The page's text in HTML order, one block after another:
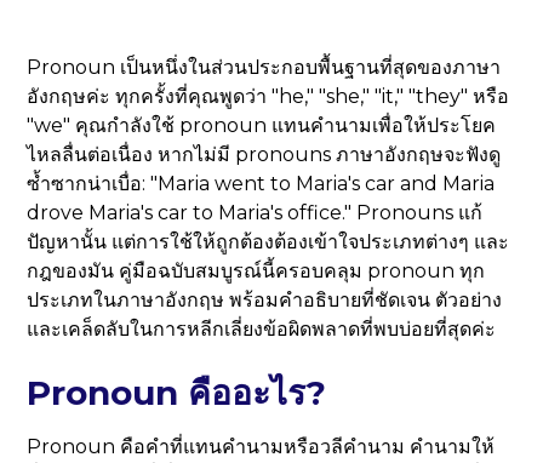
Pronoun เป็นหนึ่งในส่วนประกอบพื้นฐานที่สุดของภาษา
อังกฤษค่ะ ทุกครั้งที่คุณพูดว่า "he," "she," "it," "they" หรือ
"we" คุณกำลังใช้ pronoun แทนคำนามเพื่อให้ประโยค
ไหลลื่นต่อเนื่อง หากไม่มี pronouns ภาษาอังกฤษจะฟังดู
ซ้ำซากน่าเบื่อ: "Maria went to Maria's car and Maria
drove Maria's car to Maria's office." Pronouns แก้
ปัญหานั้น แต่การใช้ให้ถูกต้องต้องเข้าใจประเภทต่างๆ และ
กฎของมัน คู่มือฉบับสมบูรณ์นี้ครอบคลุม pronoun ทุก
ประเภทในภาษาอังกฤษ พร้อมคำอธิบายที่ชัดเจน ตัวอย่าง
และเคล็ดลับในการหลีกเลี่ยงข้อผิดพลาดที่พบบ่อยที่สุดค่ะ
Pronoun คืออะไร?
Pronoun คือคำที่แทนคำนามหรือวลีคำนาม คำนามให้